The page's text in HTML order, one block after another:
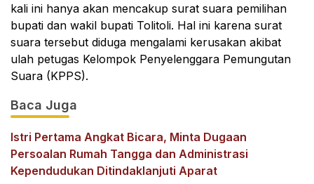
kali ini hanya akan mencakup surat suara pemilihan
bupati dan wakil bupati Tolitoli. Hal ini karena surat
suara tersebut diduga mengalami kerusakan akibat
ulah petugas Kelompok Penyelenggara Pemungutan
Suara (KPPS).
Baca Juga
Istri Pertama Angkat Bicara, Minta Dugaan
Persoalan Rumah Tangga dan Administrasi
Kependudukan Ditindaklanjuti Aparat